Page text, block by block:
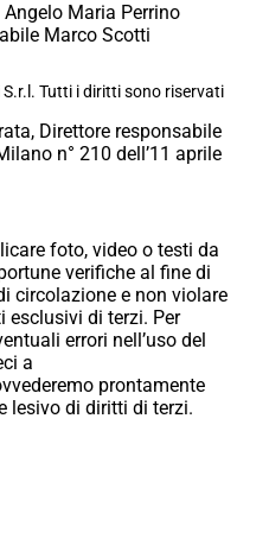
Maria Perrino
Marco Scotti
Tutti i diritti sono riservati
Direttore responsabile
n° 210 dell’11 aprile
foto, video o testi da
verifiche al fine di
circolazione e non violare
di terzi. Per
errori nell’uso del
a
prontamente
lesivo di diritti di terzi.